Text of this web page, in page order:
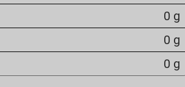
0 g
0 g
0 g